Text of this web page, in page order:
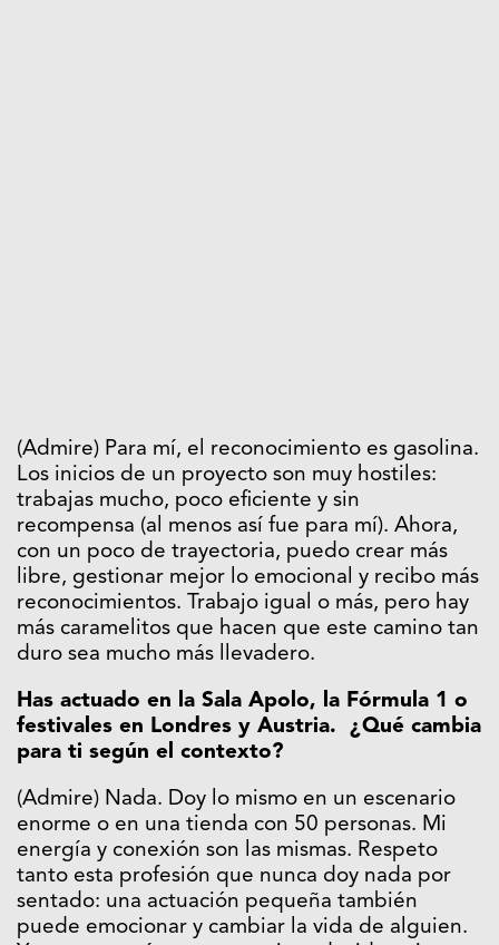
(Admire) Para mí, el reconocimiento es gasolina.
Los inicios de un proyecto son muy hostiles:
trabajas mucho, poco eficiente y sin
recompensa (al menos así fue para mí). Ahora,
con un poco de trayectoria, puedo crear más
libre, gestionar mejor lo emocional y recibo más
reconocimientos. Trabajo igual o más, pero hay
más caramelitos que hacen que este camino tan
duro sea mucho más llevadero.
Has actuado en la Sala Apolo, la Fórmula 1 o
festivales en Londres y Austria. ¿Qué cambia
para ti según el contexto?
(Admire) Nada. Doy lo mismo en un escenario
enorme o en una tienda con 50 personas. Mi
energía y conexión son las mismas. Respeto
tanto esta profesión que nunca doy nada por
sentado: una actuación pequeña también
puede emocionar y cambiar la vida de alguien.